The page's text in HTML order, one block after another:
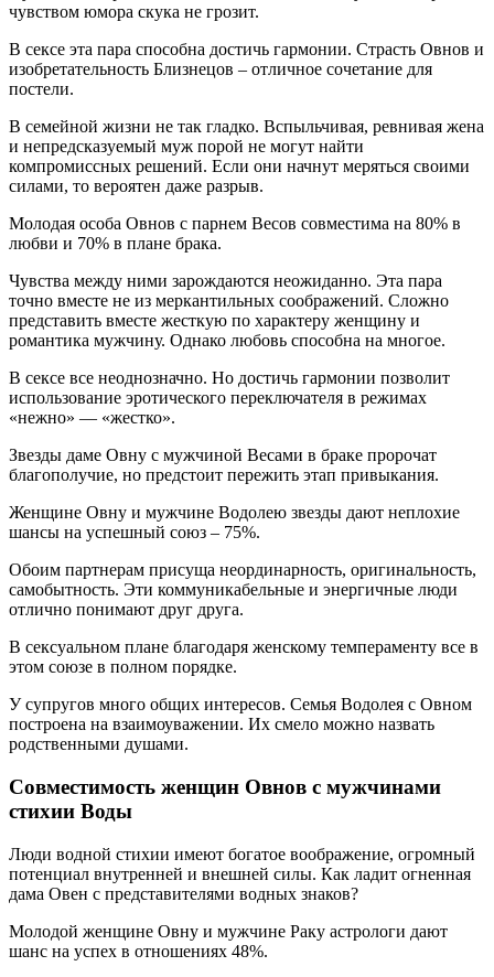
чувством юмора скука не грозит.
В сексе эта пара способна достичь гармонии. Страсть Овнов и
изобретательность Близнецов – отличное сочетание для
постели.
В семейной жизни не так гладко. Вспыльчивая, ревнивая жена
и непредсказуемый муж порой не могут найти
компромиссных решений. Если они начнут меряться своими
силами, то вероятен даже разрыв.
Молодая особа Овнов с парнем Весов совместима на 80% в
любви и 70% в плане брака.
Чувства между ними зарождаются неожиданно. Эта пара
точно вместе не из меркантильных соображений. Сложно
представить вместе жесткую по характеру женщину и
романтика мужчину. Однако любовь способна на многое.
В сексе все неоднозначно. Но достичь гармонии позволит
использование эротического переключателя в режимах
«нежно» — «жестко».
Звезды даме Овну с мужчиной Весами в браке пророчат
благополучие, но предстоит пережить этап привыкания.
Женщине Овну и мужчине Водолею звезды дают неплохие
шансы на успешный союз – 75%.
Обоим партнерам присуща неординарность, оригинальность,
самобытность. Эти коммуникабельные и энергичные люди
отлично понимают друг друга.
В сексуальном плане благодаря женскому темпераменту все в
этом союзе в полном порядке.
У супругов много общих интересов. Семья Водолея с Овном
построена на взаимоуважении. Их смело можно назвать
родственными душами.
Совместимость женщин Овнов с мужчинами
стихии Воды
Люди водной стихии имеют богатое воображение, огромный
потенциал внутренней и внешней силы. Как ладит огненная
дама Овен с представителями водных знаков?
Молодой женщине Овну и мужчине Раку астрологи дают
шанс на успех в отношениях 48%.